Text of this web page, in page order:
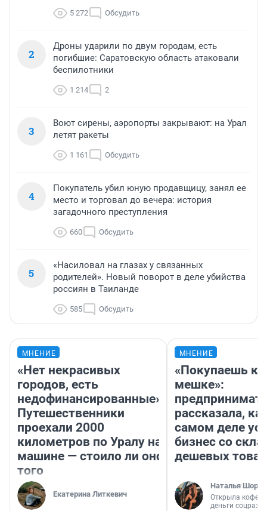
5 272 Обсудить
2
Дроны ударили по двум городам, есть
погибшие: Саратовскую область атаковали
беспилотники
1 214 2
3
Воют сирены, аэропорты закрывают: на Урал
летят ракеты
1 161 Обсудить
4
Покупатель убил юную продавщицу, занял ее
место и торговал до вечера: история
загадочного преступления
660 Обсудить
5
«Насиловал на глазах у связанных
родителей». Новый поворот в деле убийства
россиян в Таиланде
585 Обсудить
МНЕНИЕ
«Нет некрасивых
городов, есть
недофинансированные».
Путешественники
проехали 2000
километров по Уралу на
машине — стоило ли оно
того
Екатерина Литкевич
МНЕНИЕ
«Покупаешь
мешке»:
рассказала,
самом деле
бизнес со
дешевых
Наталья
Открыла
деньги